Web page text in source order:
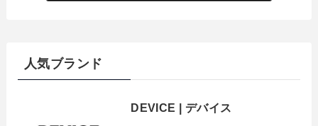
人気ブランド
DEVICE | デバイス